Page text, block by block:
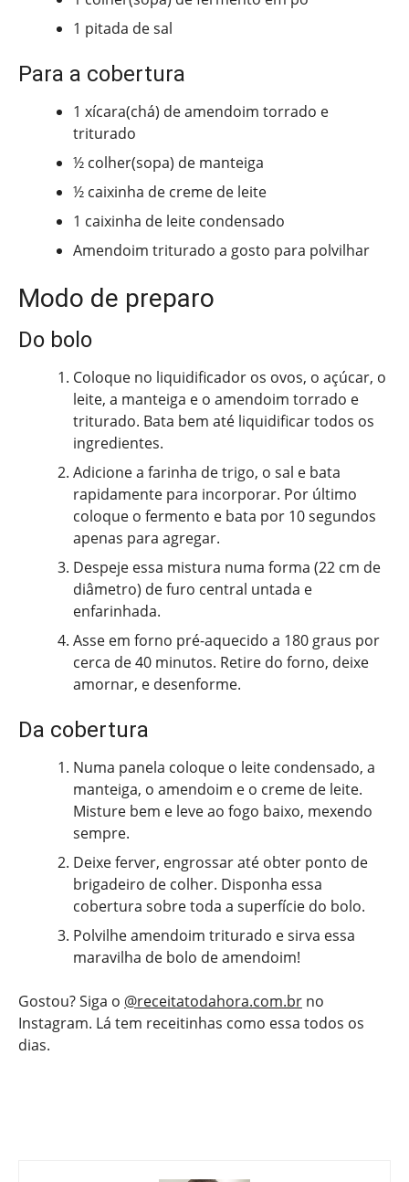
1 pitada de sal
Para a cobertura
1 xícara(chá) de amendoim torrado e
triturado
½ colher(sopa) de manteiga
½ caixinha de creme de leite
1 caixinha de leite condensado
Amendoim triturado a gosto para polvilhar
Modo de preparo
Do bolo
Coloque no liquidificador os ovos, o açúcar, o
leite, a manteiga e o amendoim torrado e
triturado. Bata bem até liquidificar todos os
ingredientes.
Adicione a farinha de trigo, o sal e bata
rapidamente para incorporar. Por último
coloque o fermento e bata por 10 segundos
apenas para agregar.
Despeje essa mistura numa forma (22 cm de
diâmetro) de furo central untada e
enfarinhada.
Asse em forno pré-aquecido a 180 graus por
cerca de 40 minutos. Retire do forno, deixe
amornar, e desenforme.
Da cobertura
Numa panela coloque o leite condensado, a
manteiga, o amendoim e o creme de leite.
Misture bem e leve ao fogo baixo, mexendo
sempre.
Deixe ferver, engrossar até obter ponto de
brigadeiro de colher. Disponha essa
cobertura sobre toda a superfície do bolo.
Polvilhe amendoim triturado e sirva essa
maravilha de bolo de amendoim!
Gostou? Siga o @receitatodahora.com.br no
Instagram. Lá tem receitinhas como essa todos os
dias.